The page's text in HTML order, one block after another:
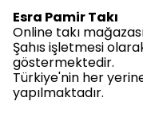
Esra Pamir Takı
Online takı
Şahıs işletmesi
göstermektedir.
Türkiye'nin her
yapılmaktadır.